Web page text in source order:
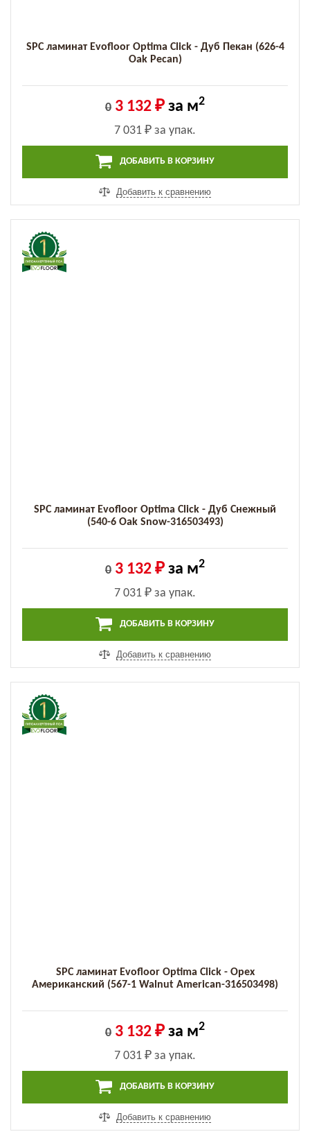
SPC ламинат Evofloor Optima Click - Дуб Пекан (626-4
Оak Pecan)
0 3 132 ₽ за м2
7 031 ₽ за упак.
ДОБАВИТЬ В КОРЗИНУ
Добавить к сравнению
SPC ламинат Evofloor Optima Click - Дуб Снежный
(540-6 Оak Snow-316503493)
0 3 132 ₽ за м2
7 031 ₽ за упак.
ДОБАВИТЬ В КОРЗИНУ
Добавить к сравнению
SPC ламинат Evofloor Optima Click - Орех
Американский (567-1 Walnut Аmerican-316503498)
0 3 132 ₽ за м2
7 031 ₽ за упак.
ДОБАВИТЬ В КОРЗИНУ
Добавить к сравнению